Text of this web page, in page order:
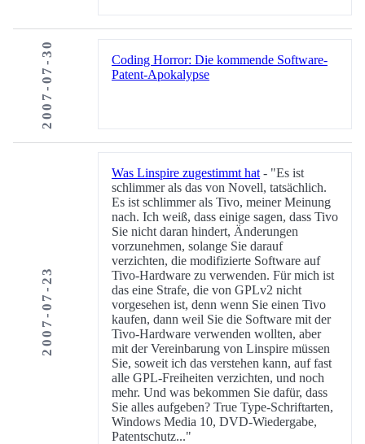
2007-07-30
Coding Horror: Die kommende Software-
Patent-Apokalypse
2007-07-23
Was Linspire zugestimmt hat - "Es ist
schlimmer als das von Novell, tatsächlich.
Es ist schlimmer als Tivo, meiner Meinung
nach. Ich weiß, dass einige sagen, dass Tivo
Sie nicht daran hindert, Änderungen
vorzunehmen, solange Sie darauf
verzichten, die modifizierte Software auf
Tivo-Hardware zu verwenden. Für mich ist
das eine Strafe, die von GPLv2 nicht
vorgesehen ist, denn wenn Sie einen Tivo
kaufen, dann weil Sie die Software mit der
Tivo-Hardware verwenden wollten, aber
mit der Vereinbarung von Linspire müssen
Sie, soweit ich das verstehen kann, auf fast
alle GPL-Freiheiten verzichten, und noch
mehr. Und was bekommen Sie dafür, dass
Sie alles aufgeben? True Type-Schriftarten,
Windows Media 10, DVD-Wiedergabe,
Patentschutz..."